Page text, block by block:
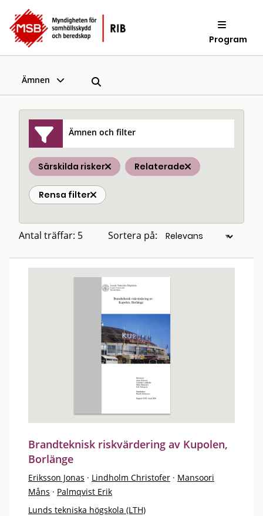
Program
Ämnen
Ämnen och filter
Särskilda risker Relaterade
Rensa filter
Antal träffar: 5 Sortera på:
Brandteknisk riskvärdering av Kupolen,
Borlänge
Eriksson Jonas · Lindholm Christofer · Mansoori
Måns · Palmqvist Erik
Lunds tekniska högskola (LTH)